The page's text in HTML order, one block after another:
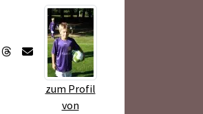
zum Profil
von